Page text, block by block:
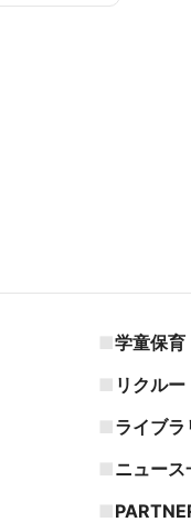
学童保育
リクルー
ライブラ
ニュース